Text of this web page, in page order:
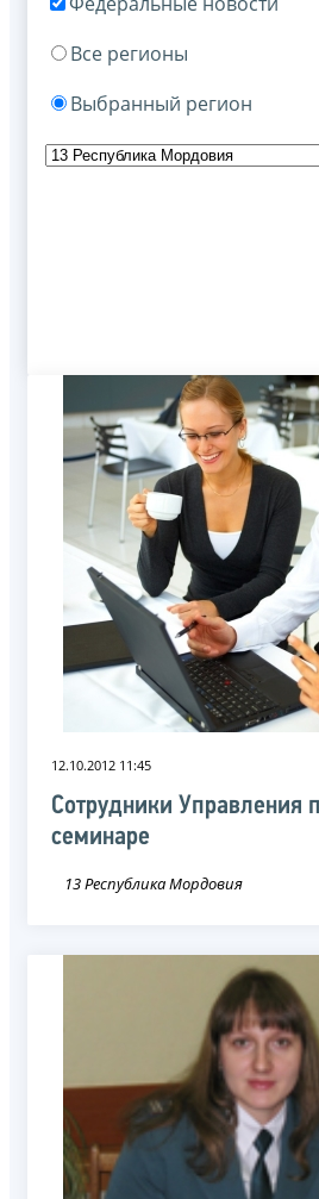
Все регионы
Выбранный регион
12.10.2012 11:45
Сотрудники Управления
семинаре
13 Республика Мордовия